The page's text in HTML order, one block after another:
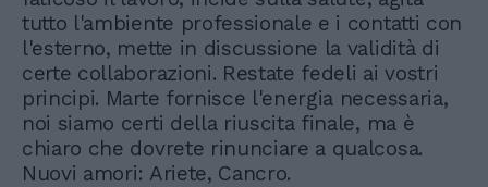
tutto l'ambiente professionale e i contatti con
l'esterno, mette in discussione la validità di
certe collaborazioni. Restate fedeli ai vostri
principi. Marte fornisce l'energia necessaria,
noi siamo certi della riuscita finale, ma è
chiaro che dovrete rinunciare a qualcosa.
Nuovi amori: Ariete, Cancro.